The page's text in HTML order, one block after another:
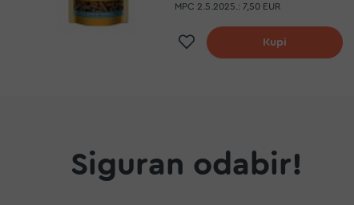
MPC 2.5.2025.: 7,50 EUR
Dodaj na listu želja
Kupi
Siguran odabir!